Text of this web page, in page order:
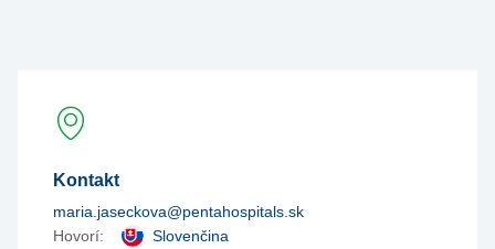
Kontakt
maria.jaseckova@pentahospitals.sk
Hovorí:
Slovenčina